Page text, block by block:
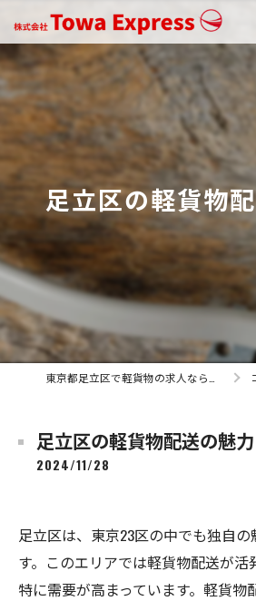
足立区の軽貨物
足立区の軽貨物配送の魅力
2024/11/28
足立区は、東京23区の中でも独自
す。このエリアでは軽貨物配送が活
特に需要が高まっています。軽貨物